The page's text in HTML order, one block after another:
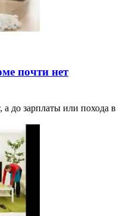
почти нет
а до зарплаты или похода в